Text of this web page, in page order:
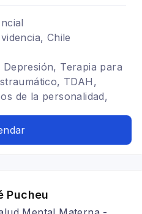
Chile
Terapia para
TDAH,
de la personalidad,
emocional, Duelo,
Pucheu